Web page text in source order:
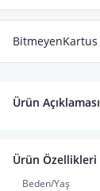
BitmeyenKartus
Ürün Açıklaması
Ürün Özellikleri
Beden/Yaş